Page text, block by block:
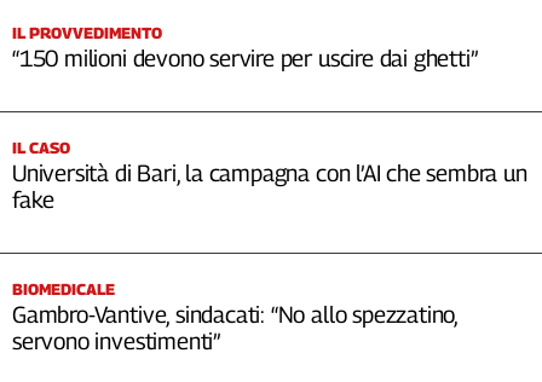
IL PROVVEDIMENTO
“150 milioni devono servire per uscire dai ghetti”
IL CASO
Università di Bari, la campagna con l’AI che sembra un
fake
BIOMEDICALE
Gambro-Vantive, sindacati: “No allo spezzatino,
servono investimenti”